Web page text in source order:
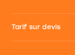
Tarif sur devis